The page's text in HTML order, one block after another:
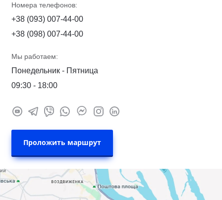
Номера телефонов:
+38 (093) 007-44-00
+38 (098) 007-44-00
Мы работаем:
Понедельник - Пятница
09:30 - 18:00
Проложить маршрут